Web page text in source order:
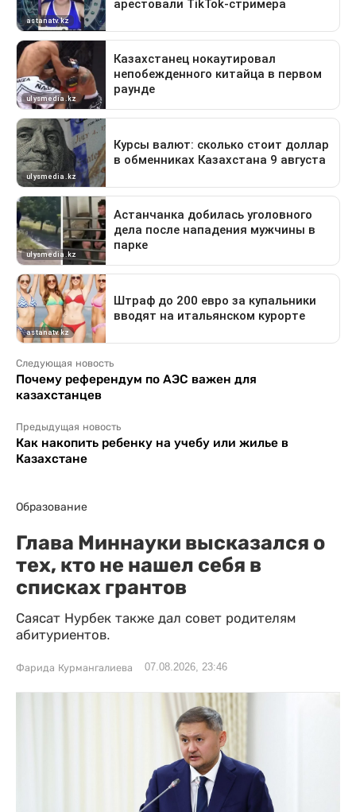
Следующая новость
Почему референдум по АЭС важен для
казахстанцев
Предыдущая новость
Как накопить ребенку на учебу или жилье в
Казахстане
Образование
Глава Миннауки высказался о
тех, кто не нашел себя в
списках грантов
Саясат Нурбек также дал совет родителям
абитуриентов.
Фарида Курмангалиева 07.08.2026, 23:46